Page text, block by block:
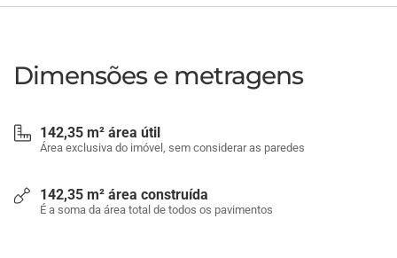
Dimensões e metragens
142,35 m² área útil
Área exclusiva do imóvel, sem considerar as paredes
142,35 m² área construída
É a soma da área total de todos os pavimentos